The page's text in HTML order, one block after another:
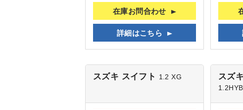
在庫お問合わせ
詳細はこちら
スズキ スイフト 1.2 XG スズ